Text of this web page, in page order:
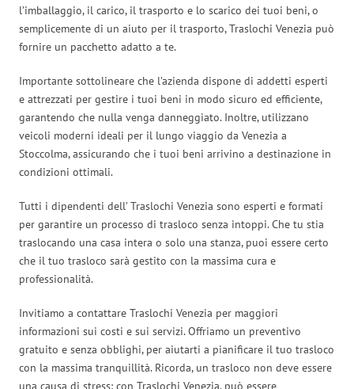
l’imballaggio, il carico, il trasporto e lo scarico dei tuoi beni, o
semplicemente di un aiuto per il trasporto, Traslochi Venezia può
fornire un pacchetto adatto a te.
Importante sottolineare che l’azienda dispone di addetti esperti
e attrezzati per gestire i tuoi beni in modo sicuro ed efficiente,
garantendo che nulla venga danneggiato. Inoltre, utilizzano
veicoli moderni ideali per il lungo viaggio da Venezia a
Stoccolma, assicurando che i tuoi beni arrivino a destinazione in
condizioni ottimali.
Tutti i dipendenti dell’ Traslochi Venezia sono esperti e formati
per garantire un processo di trasloco senza intoppi. Che tu stia
traslocando una casa intera o solo una stanza, puoi essere certo
che il tuo trasloco sarà gestito con la massima cura e
professionalità.
Invitiamo a contattare Traslochi Venezia per maggiori
informazioni sui costi e sui servizi. Offriamo un preventivo
gratuito e senza obblighi, per aiutarti a pianificare il tuo trasloco
con la massima tranquillità. Ricorda, un trasloco non deve essere
una causa di stress: con Traslochi Venezia, può essere